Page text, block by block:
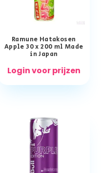
Ramune Hatakosen
Apple 30 x 200 ml Made
in Japan
Login voor prijzen